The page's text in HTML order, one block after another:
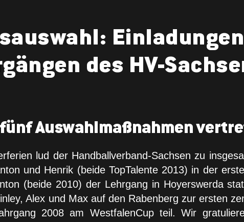
des HV-
Auswahlmaßnahmen
lud der Handballverband-Sachsen zu
und Henrik (beide TopTalente 2013) in der
(beide 2010) der Lehrgang in Hoyerswerda
Alex und Max auf den Rabenberg zur ersten
2008 am WestfalenCup teil. Wir